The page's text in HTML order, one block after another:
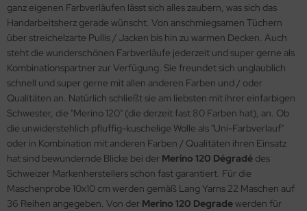
ganz eigenen Farbverläufen lässt sich alles zaubern, was sich das
Handarbeitsherz gerade wünscht. Von anschmiegsamen Tüchern
über streichelzarte Pullis / Jacken bis hin zu warmen Decken. Auch
steht die wunderschönen Farbverläufe jederzeit und super gerne als
Kombinationspartner zur Verfügung. Sie freundet sich unglaublich
schnell und super gerne mit allen anderen Farben und / oder
Qualitäten an. Natürlich schließt sie am liebsten mit ihrer einfarbigen
Schwester, die "Merino 120" (die derzeit fast 80 Farben hat), an. Ob
die unwiderstehlich pfluffig-kuschelige Wolle als "Uni-Farbverlauf"
oder in Kombination mit anderen Farben / Qualitäten ihren Einsatz
hat sind bewundernde Blicke bei der Merino 120 Dégradé des
Schweizer Markenherstellers schon fast garantiert. Für die
Maschenprobe 10x10 cm werden gemäß Lang Yarns 22 Maschen auf
36 Reihen angegeben. Von der Merino 120 Degradewerden für